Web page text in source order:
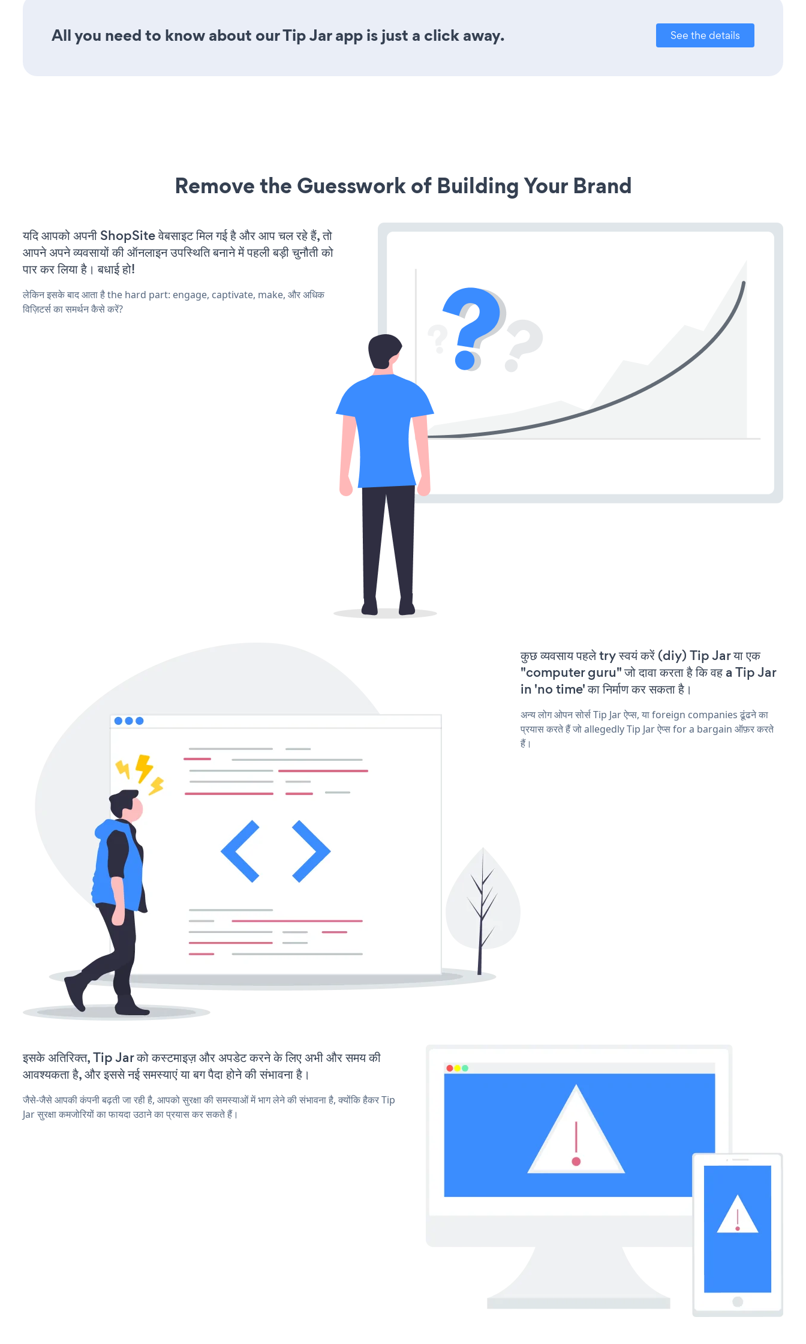
All you need to know about our Tip Jar app is just a click away. See the details
Remove the Guesswork of Building Your Brand
यदि आपको अपनी ShopSite वेबसाइट मिल गई है और आप चल रहे हैं, तो
आपने अपने व्यवसायों की ऑनलाइन उपस्थिति बनाने में पहली बड़ी चुनौती को
पार कर लिया है। बधाई हो!
लेकिन इसके बाद आता है the hard part: engage, captivate, make, और अधिक
विज़िटर्स का समर्थन कैसे करें?
कुछ व्यवसाय पहले try स्वयं करें (diy) Tip Jar या एक
"computer guru" जो दावा करता है कि वह a Tip Jar
in 'no time' का निर्माण कर सकता है।
अन्य लोग ओपन सोर्स Tip Jar ऐप्स, या foreign companies ढूंढने का
प्रयास करते हैं जो allegedly Tip Jar ऐप्स for a bargain ऑफ़र करते
हैं।
इसके अतिरिक्त, Tip Jar को कस्टमाइज़ और अपडेट करने के लिए अभी और समय की
आवश्यकता है, और इससे नई समस्याएं या बग पैदा होने की संभावना है।
जैसे-जैसे आपकी कंपनी बढ़ती जा रही है, आपको सुरक्षा की समस्याओं में भाग लेने की संभावना है, क्योंकि हैकर Tip
Jar सुरक्षा कमजोरियों का फायदा उठाने का प्रयास कर सकते हैं।